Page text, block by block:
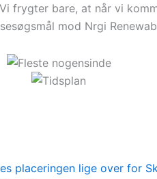
bare, at når vi
mod Nrgi